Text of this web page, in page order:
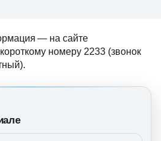
— на сайте
номеру 2233 (звонок